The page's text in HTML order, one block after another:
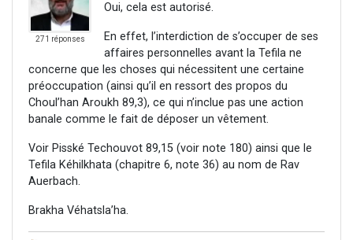
271 réponses
Oui, cela est autorisé.
En effet, l’interdiction de s’occuper de ses
affaires personnelles avant la Tefila ne
concerne que les choses qui nécessitent une certaine
préoccupation (ainsi qu’il en ressort des propos du
Choul’han Aroukh 89,3), ce qui n’inclue pas une action
banale comme le fait de déposer un vêtement.
Voir Pisské Techouvot 89,15 (voir note 180) ainsi que le
Tefila Kéhilkhata (chapitre 6, note 36) au nom de Rav
Auerbach.
Brakha Véhatsla’ha.